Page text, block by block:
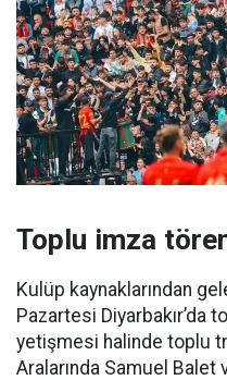
Toplu imza
Kulüp kaynaklarından
Pazartesi Diyarbakır’da
yetişmesi halinde toplu
Aralarında Samuel Balet